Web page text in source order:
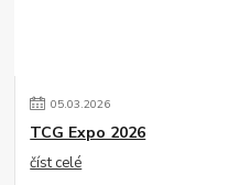
05.03.2026
TCG Expo 2026
číst celé